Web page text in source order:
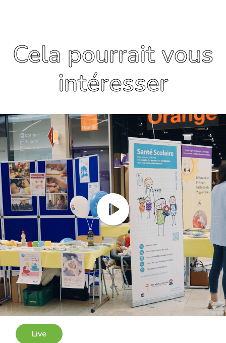
Cela pourrait vous
intéresser
Live